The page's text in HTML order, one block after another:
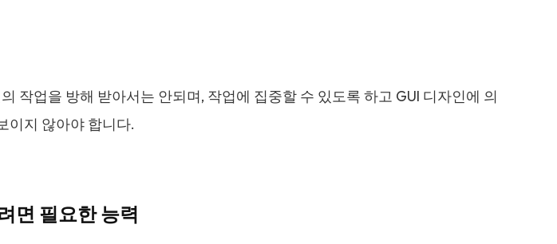
작업을 방해 받아서는 안되며, 작업에 집중할 수 있도록 하고 GUI 디자인에 의
이지 않아야 합니다.
면 필요한 능력